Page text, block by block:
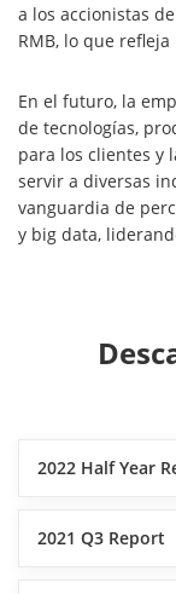
a los accionistas
RMB, lo que
En el futuro, la
de tecnologías,
para los clientes y
servir a diversas
vanguardia de
y big data,
2022 Half Year
2021 Q3 Report